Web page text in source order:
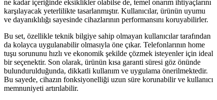
ne kadar içeriğinde eksiklikler olabilse de, temel onarım ihtiyaçlarını
karşılayacak yeterlilikte tasarlanmıştır. Kullanıcılar, ürünün uyumu
ve dayanıklılığı sayesinde cihazlarının performansını koruyabilirler.
Bu set, özellikle teknik bilgiye sahip olmayan kullanıcılar tarafından
da kolayca uygulanabilir olmasıyla öne çıkar. Telefonlarının home
tuşu sorununu hızlı ve ekonomik şekilde çözmek isteyenler için ideal
bir seçenektir. Son olarak, ürünün kısa garanti süresi göz önünde
bulundurulduğunda, dikkatli kullanım ve uygulama önerilmektedir.
Bu sayede, cihazın fonksiyonelliği uzun süre korunabilir ve kullanıcı
memnuniyeti artırılabilir.